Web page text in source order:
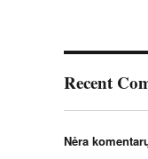
Recent
Nėra